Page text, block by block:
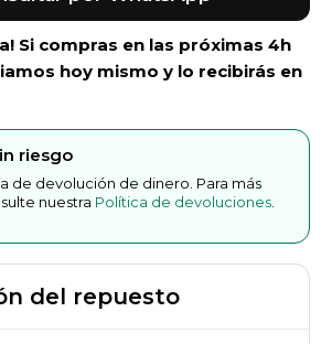
Si compras en las próximas 4h
hoy mismo y lo recibirás en
riesgo
de devolución de dinero. Para más
nuestra Política de devoluciones
del repuesto